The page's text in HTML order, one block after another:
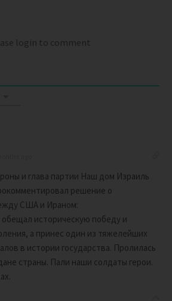
login to comment
и глава партии Наш дом Израиль
решение о
США и Ираном:
обещал историческую победу и
а принес один из тяжелейших
в истории государства. Пролилась
страны. Пали наши солдаты герои.